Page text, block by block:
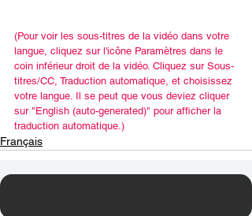
(Pour voir les sous-titres de la vidéo dans votre
langue, cliquez sur l'icône Paramètres dans le
coin inférieur droit de la vidéo. Cliquez sur Sous-
titres/CC, Traduction automatique, et choisissez
votre langue. Il se peut que vous deviez cliquer
sur "English (auto-generated)" pour afficher la
traduction automatique.)
Français